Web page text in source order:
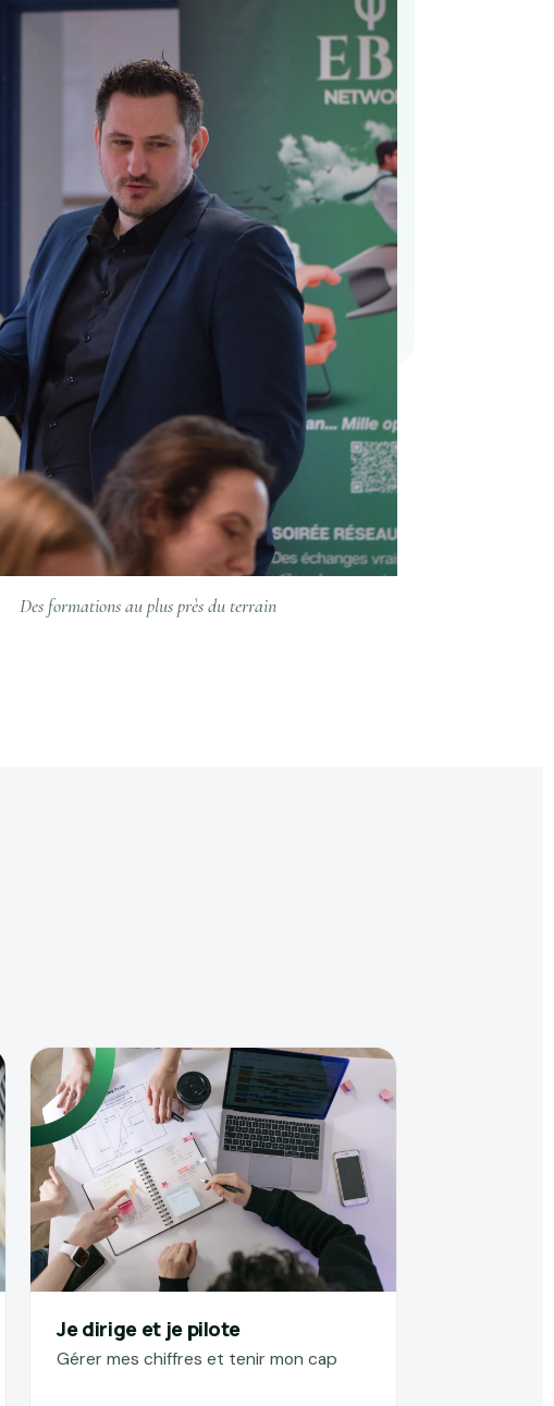
Des formations au plus près du terrain
Je dirige et je pilote
Gérer mes chiffres et tenir mon cap